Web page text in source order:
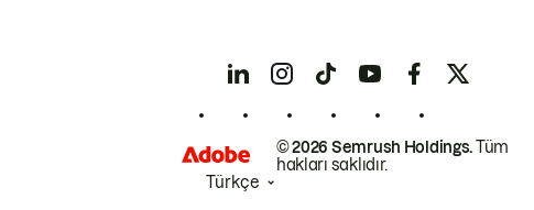
© 2026 Semrush Holdings.Tüm
hakları saklıdır.
Türkçe